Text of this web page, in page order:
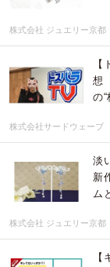
株式会社 ジュエリー京都
想
の
株式会社サードウェーブ
淡
新
ム
株式会社 ジュエリー京都